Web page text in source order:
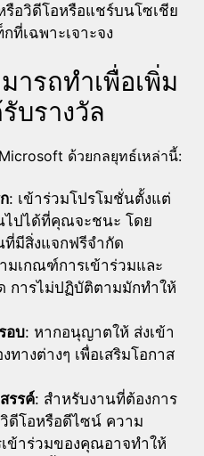
รือวิดีโอหรือแชร์บนโซเชีย
ที่เฉพาะเจาะจง
รถทำเพื่อเพิ่ม
บรางวัล
ด้วยกลยุทธ์เหล่านี้:
: เข้าร่วมโปรโมชั่นตั้งแต่
ไปได้ที่คุณจะชนะ โดย
ที่มีสิ่งแจกฟรีจำกัด
มเกณฑ์การเข้าร่วมและ
การไม่ปฏิบัติตามมักทำให้
อบ: หากอนุญาตให้ ส่งเข้า
ทางต่างๆ เพื่อเสริมโอกาส
รรค์: สำหรับงานที่ต้องการ
ดีโอหรือดีไซน์ ความ
ข้าร่วมของคุณอาจทำให้